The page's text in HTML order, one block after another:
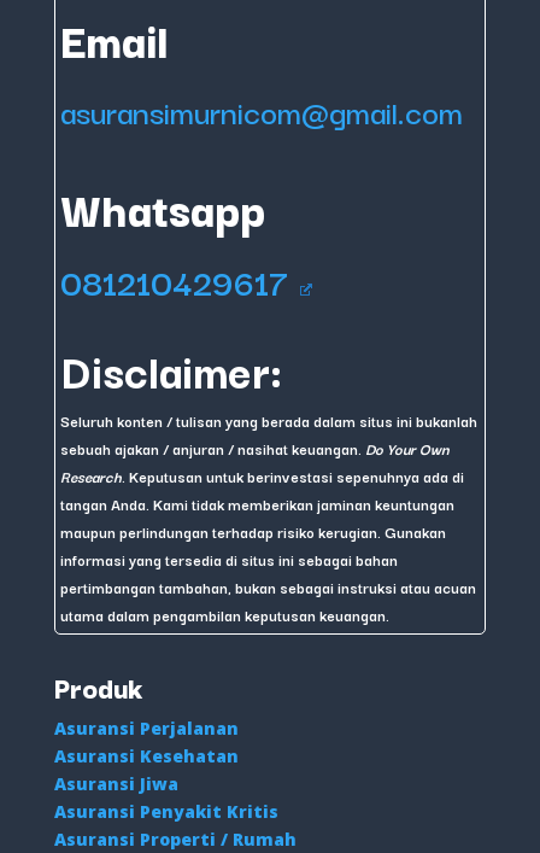
Email
asuransimurnicom@gmail.com
Whatsapp
081210429617
Disclaimer:
Seluruh konten / tulisan yang berada dalam situs ini bukanlah
sebuah ajakan / anjuran / nasihat keuangan. Do Your Own
Research . Keputusan untuk berinvestasi sepenuhnya ada di
tangan Anda. Kami tidak memberikan jaminan keuntungan
maupun perlindungan terhadap risiko kerugian. Gunakan
informasi yang tersedia di situs ini sebagai bahan
pertimbangan tambahan, bukan sebagai instruksi atau acuan
utama dalam pengambilan keputusan keuangan.
Produk
Asuransi Perjalanan
Asuransi Kesehatan
Asuransi Jiwa
Asuransi Penyakit Kritis
Asuransi Properti / Rumah